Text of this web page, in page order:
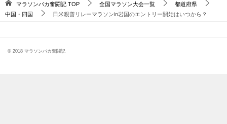
マラソンバカ奮闘記 TOP 全国マラソン大会一覧
都道府県
中国・四国
日米親善リレーマラソンin岩国のエントリー開始はいつから？
© 2018 マラソンバカ奮闘記